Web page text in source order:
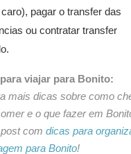
pagar o transfer das
ou contratar transfer
viajar para Bonito:
mais dicas sobre como
e o que fazer em
com dicas para
para Bonito!